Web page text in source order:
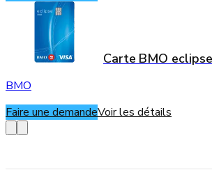
Carte BMO
BMO
Faire une demandeVoir les détails